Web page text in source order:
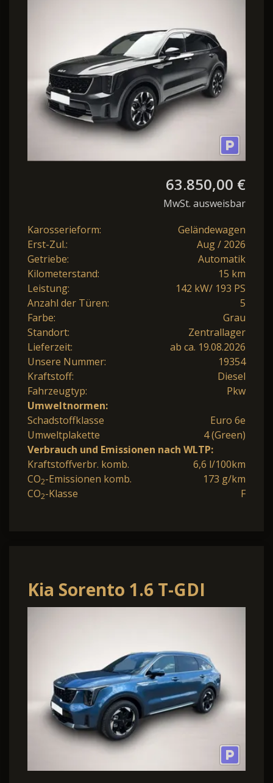
LEDER NAPPA P
63.850,00 €
MwSt. ausweisbar
Karosserieform:
Geländewagen
Erst-Zul.:
Aug / 2026
Getriebe:
Automatik
Kilometerstand:
15 km
Leistung:
142 kW/ 193 PS
Anzahl der Türen:
5
Farbe:
Grau
Standort:
Zentrallager
Lieferzeit:
ab ca. 19.08.2026
Unsere Nummer:
19354
Kraftstoff:
Diesel
Fahrzeugtyp:
Pkw
Umweltnormen:
Schadstoffklasse
Euro 6e
Umweltplakette
4 (Green)
Verbrauch und Emissionen nach WLTP:
Kraftstoffverbr. komb.
6,6 l/100km
CO2-Emissionen komb.
173 g/km
CO2-Klasse F
Kia Sorento 1.6 T-GDI
Hybrid HEV 239 Prime